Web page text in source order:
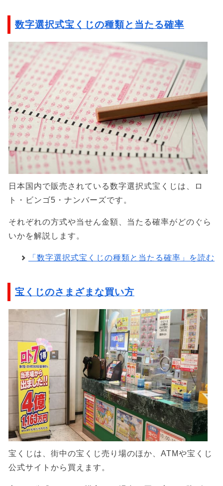
数字選択式宝くじの種類と当たる確率
日本国内で販売されている数字選択式宝くじは、ロ
ト・ビンゴ5・ナンバーズです。
それぞれの方式や当せん金額、当たる確率がどのぐら
いかを解説します。
「数字選択式宝くじの種類と当たる確率」を読む
宝くじのさまざまな買い方
宝くじは、街中の宝くじ売り場のほか、ATMや宝くじ
公式サイトから買えます。